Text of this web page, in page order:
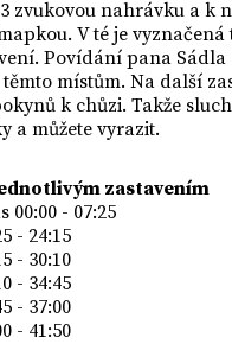
zvukovou nahrávku a k
V té je vyznačená
Povídání pana Sádla
místům. Na další
k chůzi. Takže
a můžete vyrazit.
zastavením
- 07:25
- 24:15
- 30:10
- 34:45
- 37:00
- 41:50